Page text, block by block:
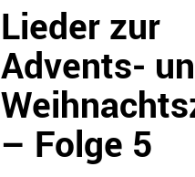
Lieder zur
Advents-
– Folge 5